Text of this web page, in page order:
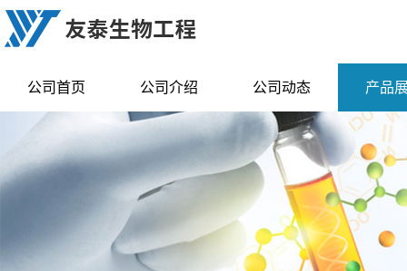
公司首页 公司介绍 公司动态 产品